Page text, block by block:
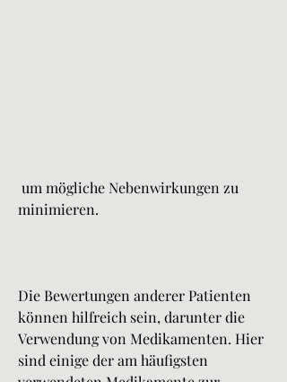
minimieren.
Die Bewertungen anderer Patienten
können hilfreich sein, darunter die
Verwendung von Medikamenten. Hier
sind einige der am häufigsten